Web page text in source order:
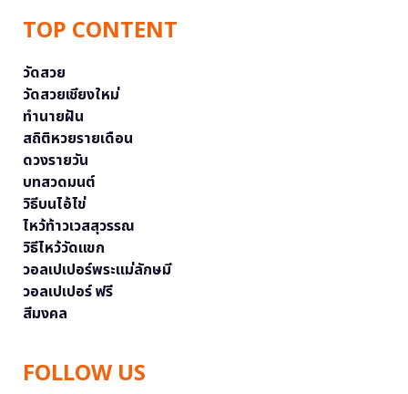
TOP CONTENT
วัดสวย
วัดสวยเชียงใหม่
ทำนายฝัน
สถิติหวยรายเดือน
ดวงรายวัน
บทสวดมนต์
วิธีบนไอ้ไข่
ไหว้ท้าวเวสสุวรรณ
วิธีไหว้วัดแขก
วอลเปเปอร์พระแม่ลักษมี
วอลเปเปอร์ ฟรี
สีมงคล
FOLLOW US